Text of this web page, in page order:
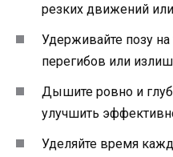
резких движений
Удерживайте позу
перегибов или
Дышите ровно и
улучшить
Уделяйте время